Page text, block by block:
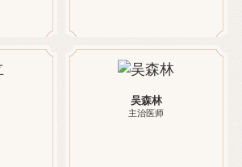
吴森林
主治医师